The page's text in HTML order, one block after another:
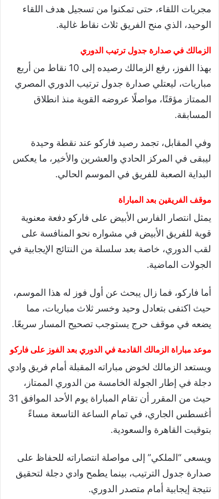
مجريات اللقاء، حتى تمكنوا من تسجيل هدف اللقاء
الوحيد، الذي منح الفريق ثلاث نقاط غالية.
الزمالك في صدارة جدول ترتيب الدوري
بهذا الفوز، رفع الزمالك رصيده إلى 10 نقاط من أربع
مباريات، ليعتلي صدارة جدول ترتيب الدوري المصري
الممتاز مؤقتًا، مواصلًا عروضه القوية منذ انطلاق
المسابقة.
وفي المقابل، تجمد رصيد فاركو عند نقطة وحيدة
ليبقى في المركز الحادي والعشرين والأخير، ما يعكس
البداية الصعبة للفريق في الموسم الحالي.
موقف الفريقين بعد المباراة
يمثل انتصار الفارس الأبيض على فاركو دفعة معنوية
قوية للفريق الأبيض في مشواره نحو المنافسة على
لقب الدوري، خاصة بعد سلسلة من النتائج الإيجابية في
الجولات الماضية.
أما فاركو، فما زال يبحث عن أول فوز له هذا الموسم،
حيث اكتفى بتعادل وحيد وخسر ثلاث مباريات، مما
يضعه في موقف حرج يستوجب تصحيح المسار سريعًا.
موعد مباراة الزمالك القادمة في الدوري بعد الفوز على فاركو
ويستعد الزمالك لخوض مباراته المقبلة أمام فريق وادي
دجلة في إطار الجولة الخامسة من الدوري الممتاز،
حيث من المقرر أن تقام المباراة يوم الأحد الموافق 31
أغسطس الجاري، في تمام الساعة التاسعة مساءً
بتوقيت القاهرة والسعودية.
ويسعى “الملكي” إلى مواصلة انتصاراته للحفاظ على
صدارة جدول الترتيب، بينما يطمح وادي دجلة لتحقيق
نتيجة إيجابية أمام متصدر الدوري.